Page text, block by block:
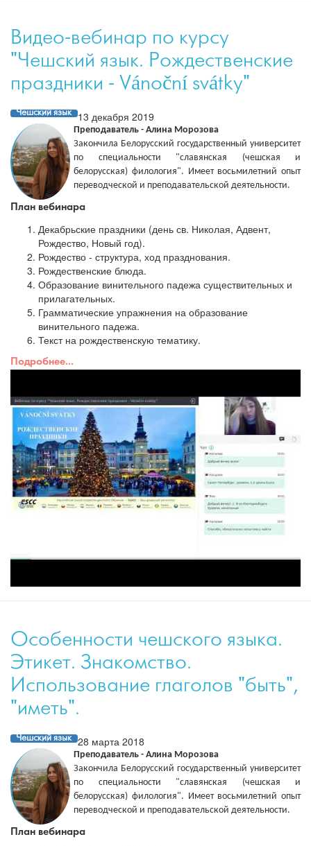
Видео-вебинар по курсу
"Чешский язык. Рождественские
праздники - Vánoční svátky"
Чешский язык 13 декабря 2019
Преподаватель - Алина Морозова
Закончила Белорусский государственный университет
по специальности "славянская (чешская и
белорусская) филология". Имеет восьмилетний опыт
переводческой и преподавательской деятельности.
План вебинара
Декабрьские праздники (день св. Николая, Адвент,
Рождество, Новый год).
Рождество - структура, ход празднования.
Рождественские блюда.
Образование винительного падежа существительных и
прилагательных.
Грамматические упражнения на образование
винительного падежа.
Текст на рождественскую тематику.
Подробнее...
Особенности чешского языка.
Этикет. Знакомство.
Использование глаголов "быть",
"иметь".
Чешский язык 28 марта 2018
Преподаватель - Алина Морозова
Закончила Белорусский государственный университет
по специальности "славянская (чешская и
белорусская) филология". Имеет восьмилетний опыт
переводческой и преподавательской деятельности.
План вебинара